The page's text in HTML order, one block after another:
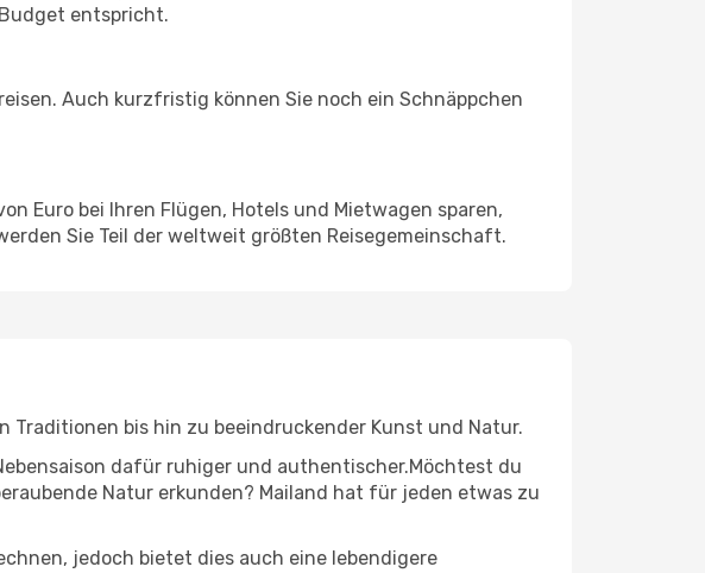
entspricht.
Auch kurzfristig können Sie noch ein Schnäppchen
Euro bei Ihren Flügen, Hotels und Mietwagen sparen,
Sie Teil der weltweit größten Reisegemeinschaft.
bis hin zu beeindruckender Kunst und Natur.
dafür ruhiger und authentischer.Möchtest du
Natur erkunden? Mailand hat für jeden etwas zu
jedoch bietet dies auch eine lebendigere